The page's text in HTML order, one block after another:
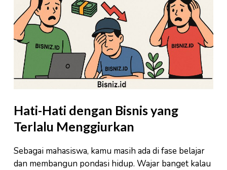
Hati-Hati dengan Bisnis yang
Terlalu Menggiurkan
Sebagai mahasiswa, kamu masih ada di fase belajar
dan membangun pondasi hidup. Wajar banget kalau